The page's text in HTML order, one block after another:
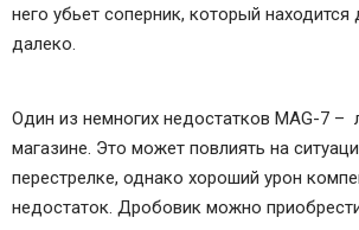
него убьет соперник, который находится
далеко.
Один из немногих недостатков MAG-7 –
магазине. Это может повлиять на
перестрелке, однако хороший урон
недостаток. Дробовик можно